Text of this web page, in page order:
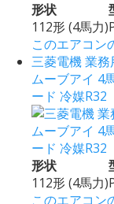
形状
112形 (4馬力)
このエアコン
三菱電機 業務
ムーブアイ 4
ード 冷媒R32
形状
112形 (4馬力)
このエアコン